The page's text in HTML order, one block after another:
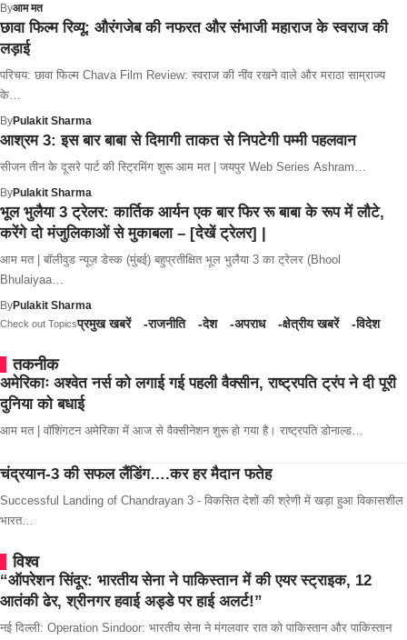
Byआम मत
छावा फिल्म रिव्यू: औरंगजेब की नफरत और संभाजी महाराज के स्वराज की
लड़ाई
परिचय: छावा फिल्म Chava Film Review: स्वराज की नींव रखने वाले और मराठा साम्राज्य
के…
ByPulakit Sharma
आश्रम 3: इस बार बाबा से दिमागी ताकत से निपटेगी पम्मी पहलवान
सीजन तीन के दूसरे पार्ट की स्ट्रिमिंग शुरू आम मत | जयपुर Web Series Ashram…
ByPulakit Sharma
भूल भुलैया 3 ट्रेलर: कार्तिक आर्यन एक बार फिर रू बाबा के रूप में लौटे,
करेंगे दो मंजुलिकाओं से मुकाबला – [देखें ट्रेलर] |
आम मत | बॉलीवुड न्यूज़ डेस्क (मुंबई) बहुप्रतीक्षित भूल भुलैया 3 का ट्रेलर (Bhool
Bhulaiyaa…
ByPulakit Sharma
Check out Topicsप्रमुख खबरें राजनीति देश अपराध क्षेत्रीय खबरें विदेश
तकनीक
अमेरिकाः अश्वेत नर्स को लगाई गई पहली वैक्सीन, राष्ट्रपति ट्रंप ने दी पूरी
दुनिया को बधाई
आम मत | वॉशिंगटन अमेरिका में आज से वैक्सीनेशन शुरू हो गया है। राष्ट्रपति डोनाल्ड…
चंद्रयान-3 की सफल लैंडिंग….कर हर मैदान फतेह
Successful Landing of Chandrayan 3 - विकसित देशों की श्रेणी में खड़ा हुआ विकासशील
भारत…
विश्व
“ऑपरेशन सिंदूर: भारतीय सेना ने पाकिस्तान में की एयर स्ट्राइक, 12
आतंकी ढेर, श्रीनगर हवाई अड्डे पर हाई अलर्ट!”
नई दिल्ली: Operation Sindoor: भारतीय सेना ने मंगलवार रात को पाकिस्तान और पाकिस्तान